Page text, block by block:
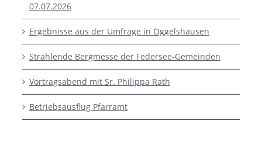
07.07.2026
Ergebnisse aus der Umfrage in Oggelshausen
Strahlende Bergmesse der Federsee-Gemeinden
Vortragsabend mit Sr. Philippa Rath
Betriebsausflug Pfarramt